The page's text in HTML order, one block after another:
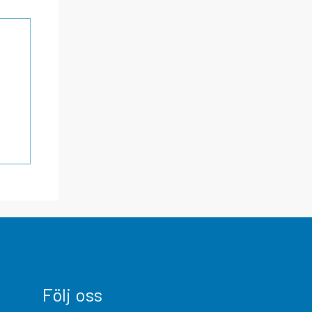
Följ oss